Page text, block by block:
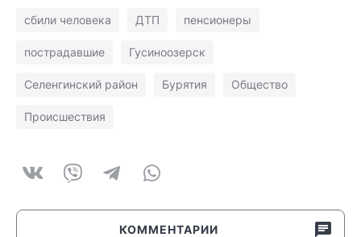
сбили человека ДТП пенсионеры
пострадавшие Гусиноозерск
Селенгинский район Бурятия Общество
Происшествия
КОММЕНТАРИИ